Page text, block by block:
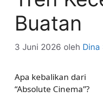
Buatan
3 Juni 2026 oleh Dina
Apa kebalikan dari
“Absolute Cinema”?